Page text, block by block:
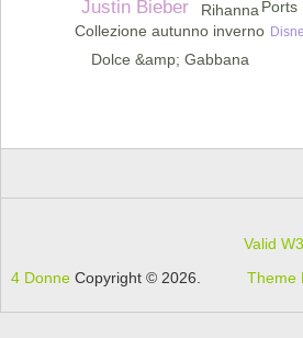
Justin Bieber
Collezione autunno inverno
Rihanna
Dolce &amp; Gabbana
Ports
Valid
4 DonneCopyright © 2026. Theme